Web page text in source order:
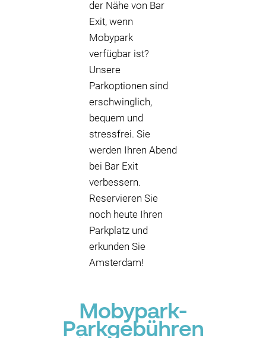
der Nähe von Bar
Exit, wenn
Mobypark
verfügbar ist?
Unsere
Parkoptionen sind
erschwinglich,
bequem und
stressfrei. Sie
werden Ihren Abend
bei Bar Exit
verbessern.
Reservieren Sie
noch heute Ihren
Parkplatz und
erkunden Sie
Amsterdam!
Mobypark-
Parkgebühren